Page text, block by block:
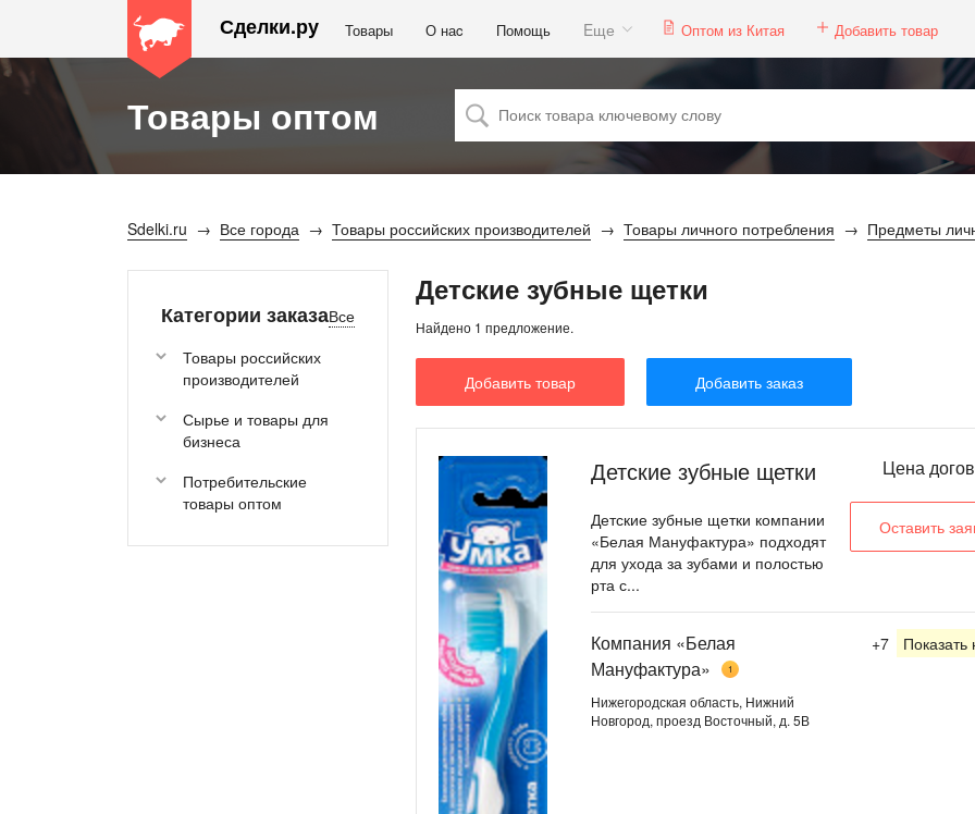
Сделки.ру Товары О наc Помощь Eще Оптом из Китая Добавить товар
Товары оптом
Sdelki.ru Все города Товары российских производителей Товары личного потребления Предметы
Категории заказаВсе
Товары российских
производителей
Сырье и товары для
бизнеса
Потребительские
товары оптом
Детские зубные щетки
Найдено 1 предложение.
Добавить товар Добавить заказ
Детские зубные щетки
Детские зубные щетки компании
«Белая Мануфактура» подходят
для ухода за зубами и полостью
рта с...
Цена
Оставить
Компания «Белая
Мануфактура»
1
Нижегородская область, Нижний
Новгород, проезд Восточный, д. 5В
+7